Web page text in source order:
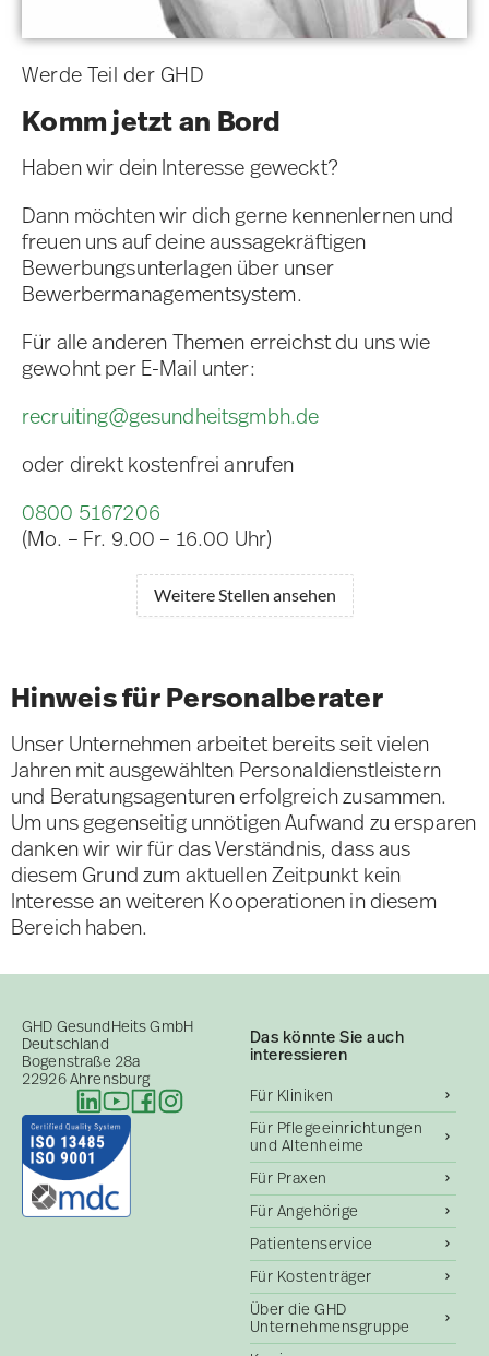
Werde Teil der GHD
Komm jetzt an Bord
Haben wir dein Interesse geweckt?
Dann möchten wir dich gerne kennenlernen und
freuen uns auf deine aussagekräftigen
Bewerbungsunterlagen über unser
Bewerbermanagementsystem.
Für alle anderen Themen erreichst du uns wie
gewohnt per E-Mail unter:
recruiting@gesundheitsgmbh.de
oder direkt kostenfrei anrufen
0800 5167206
(Mo. – Fr. 9.00 – 16.00 Uhr)
Weitere Stellen ansehen
Hinweis für Personalberater
Unser Unternehmen arbeitet bereits seit vielen
Jahren mit ausgewählten Personaldienstleistern
und Beratungsagenturen erfolgreich zusammen.
Um uns gegenseitig unnötigen Aufwand zu ersparen
danken wir wir für das Verständnis, dass aus
diesem Grund zum aktuellen Zeitpunkt kein
Interesse an weiteren Kooperationen in diesem
Bereich haben.
GHD GesundHeits GmbH
Deutschland
Bogenstraße 28a
22926 Ahrensburg
Das könnte Sie auch
interessieren
Für Kliniken
Für Pflegeeinrichtungen
und Altenheime
Für Praxen
Für Angehörige
Patientenservice
Für Kostenträger
Über die GHD
Unternehmensgruppe